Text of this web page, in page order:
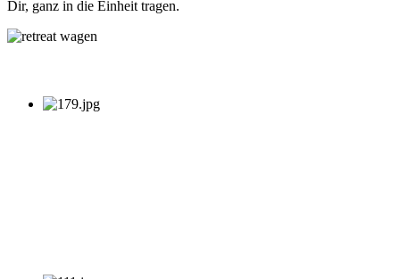
Dir, ganz in die Einheit tragen.